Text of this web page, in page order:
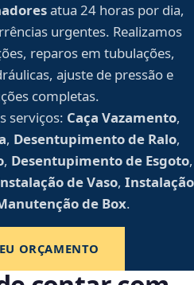
atua 24 horas por dia,
urgentes. Realizamos
reparos em tubulações,
ajuste de pressão e
completas.
serviços: Caça Vazamento,
, Desentupimento de Ralo,
, Desentupimento de Esgoto,
de Vaso, Instalação
de Box.
ORÇAMENTO